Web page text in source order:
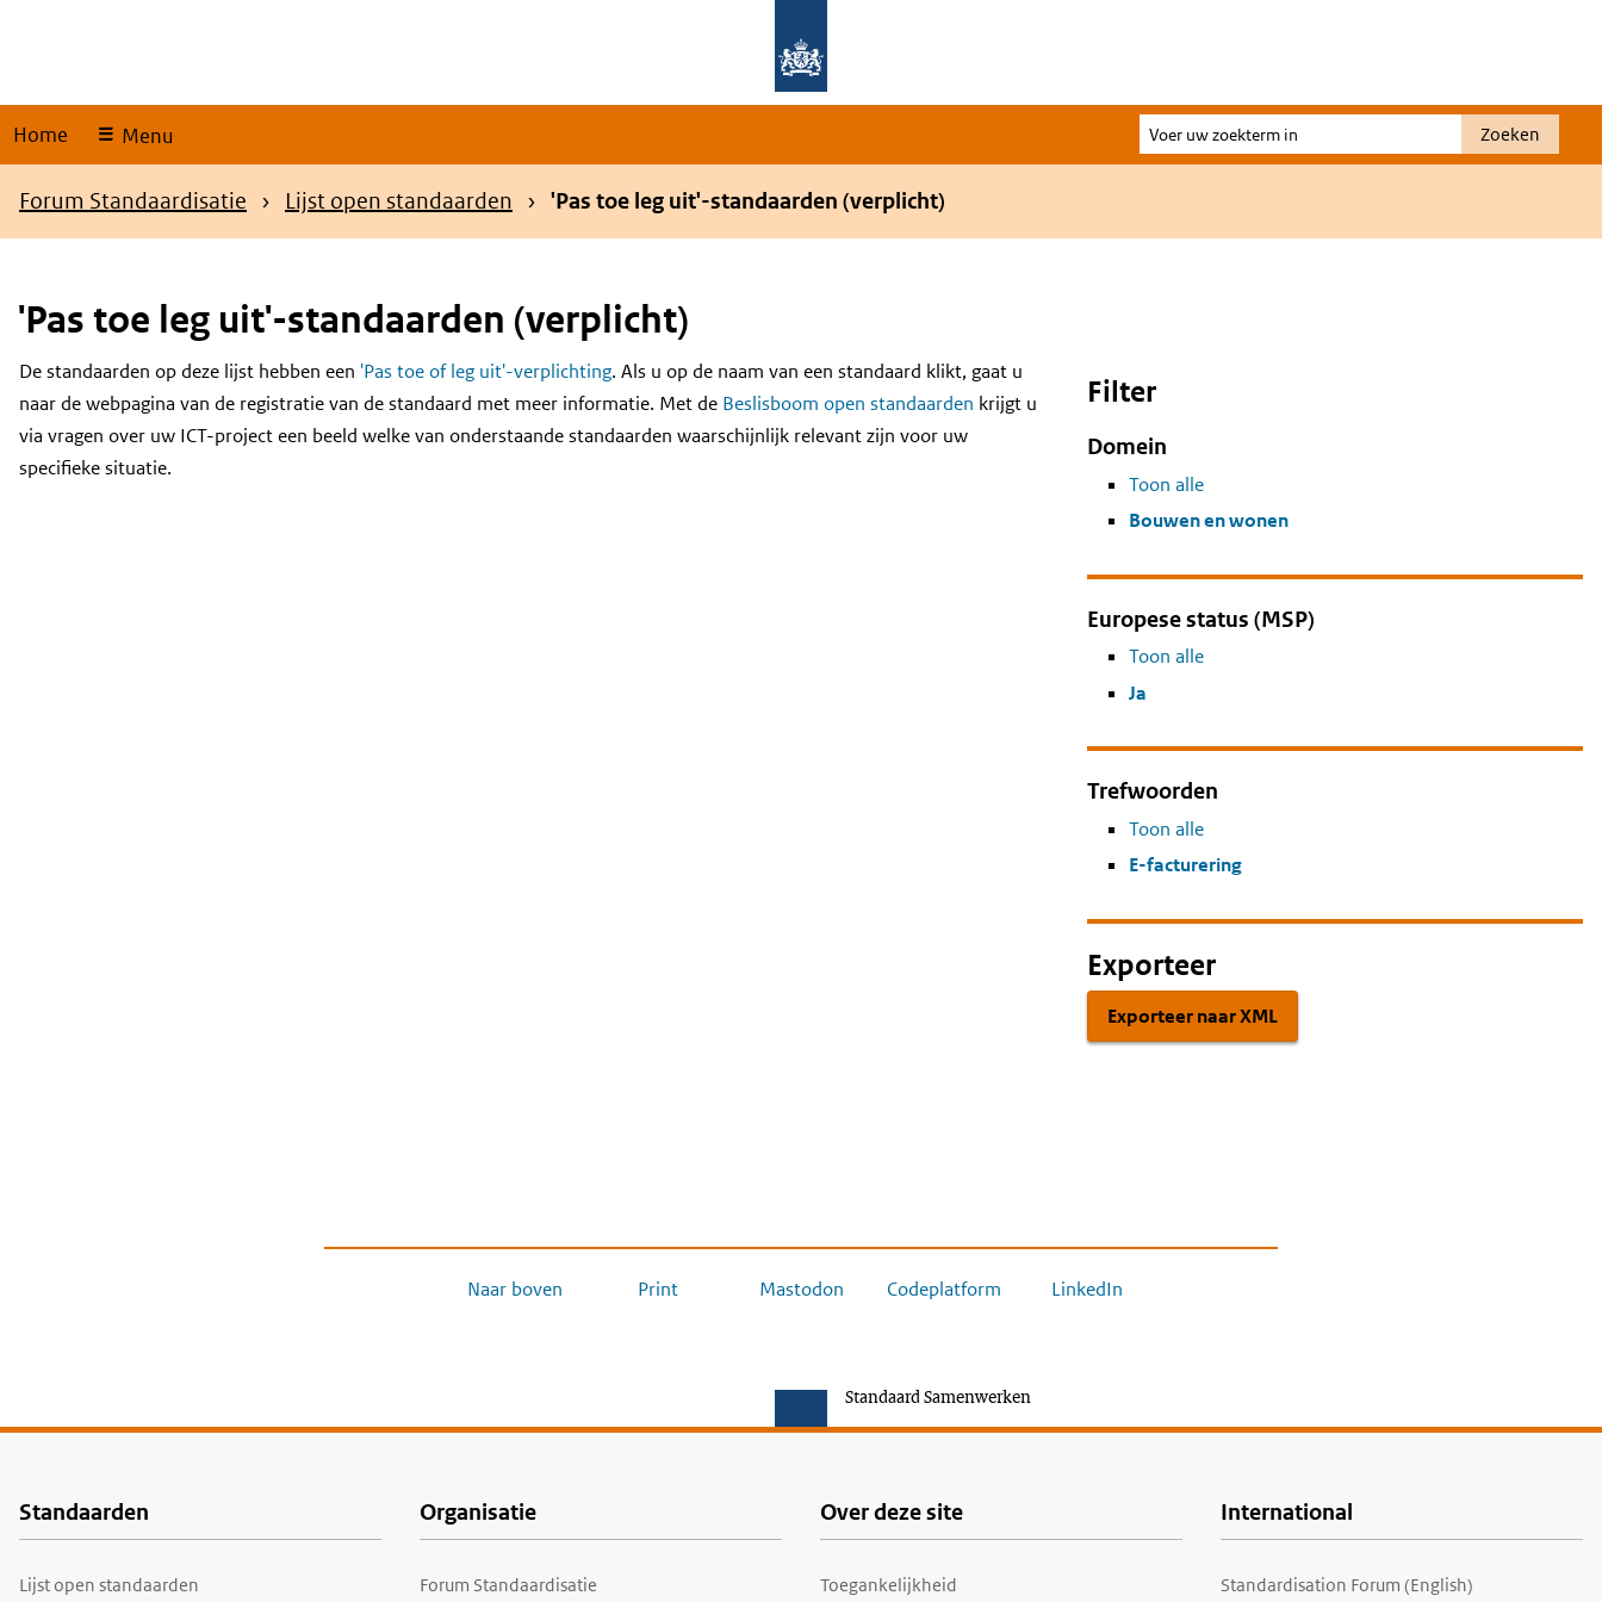
Home Menu
Voer
uw
Zoeken
Kruimelpad
Forum Standaardisatie Lijst open standaarden 'Pas toe leg uit'-standaarden (verplicht)
'Pas toe leg uit'-standaarden (verplicht)
Content
De standaarden op deze lijst hebben een 'Pas toe of leg uit'-verplichting. Als u op de naam van een standaard klikt, gaat u
naar de webpagina van de registratie van de standaard met meer informatie. Met de Beslisboom open standaarden krijgt u
via vragen over uw ICT-project een beeld welke van onderstaande standaarden waarschijnlijk relevant zijn voor uw
specifieke situatie.
Filter
Domein
Toon alle
Bouwen en wonen
Europese status (MSP)
Toon alle
Ja
Trefwoorden
Toon alle
E-facturering
Exporteer
Exporteer naar XML
Naar boven Print Mastodon Codeplatform LinkedIn
Standaard Samenwerken
Voet
Standaarden
Lijst open standaarden
Organisatie
Forum Standaardisatie
Over deze site
Toegankelijkheid
International
Standardisation Forum (English)